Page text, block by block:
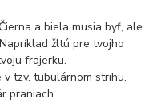
a biela musia byť, ale
žltú pre tvojho
frajerku.
v tzv. tubulárnom strihu.
praniach.